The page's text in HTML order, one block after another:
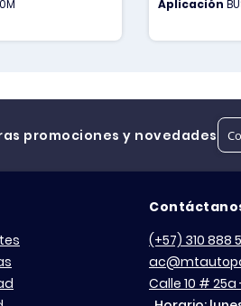
Aplicación
promociones y novedades
(+57) 310 888
Calle 10 #